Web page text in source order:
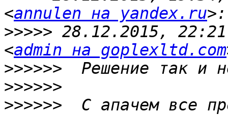
<annulen на yandex.ru
>>>>> 28.12.2015,
<admin на goplexltd.com
>>>>>>
>>>>>>
>>>>>> С апачем все